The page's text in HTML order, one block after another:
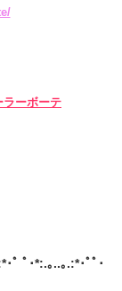
ラーボーテ
ﾟ ﾟ･*:.｡..｡.:*･ﾟﾟ･